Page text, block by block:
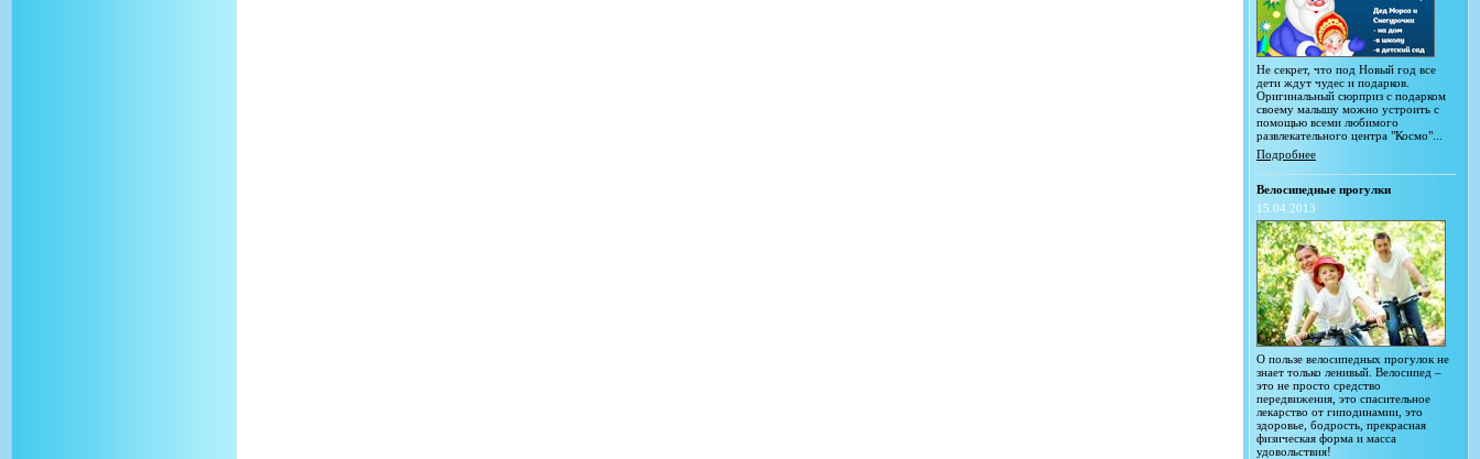
Не секрет, что под Новый год все
дети ждут чудес и подарков.
Оригинальный сюрприз с подарком
своему малышу можно устроить с
помощью всеми любимого
развлекательного центра "Космо"...
Подробнее
Велосипедные прогулки
15.04.2013
О пользе велосипедных прогулок не
знает только ленивый. Велосипед –
это не просто средство
передвижения, это спасительное
лекарство от гиподинамии, это
здоровье, бодрость, прекрасная
физическая форма и масса
удовольствия!